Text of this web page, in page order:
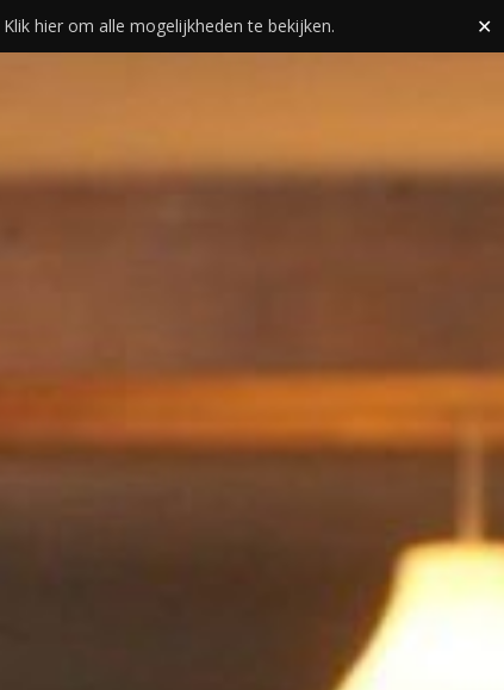
Klik hier om alle mogelijkheden te bekijken. ✕